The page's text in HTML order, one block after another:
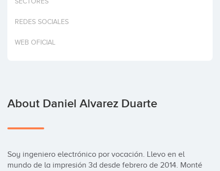
REDES SOCIALES
WEB OFICIAL
About Daniel Alvarez Duarte
Soy ingeniero electrónico por vocación. Llevo en el
mundo de la impresión 3d desde febrero de 2014. Monté